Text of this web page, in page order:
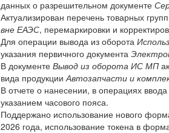
данных о разрешительном документе
Актуализирован перечень товарных
вне ЕАЭС, перемаркировки и
Для операции вывода из оборота
указания первичного документа
В документе Вывод из оборота ИС МП
вида продукцииАвтозапчасти и
В отчете о нанесении, в операциях
указанием часового пояса.
Поддержано использование нового
2026 года, использование токена в